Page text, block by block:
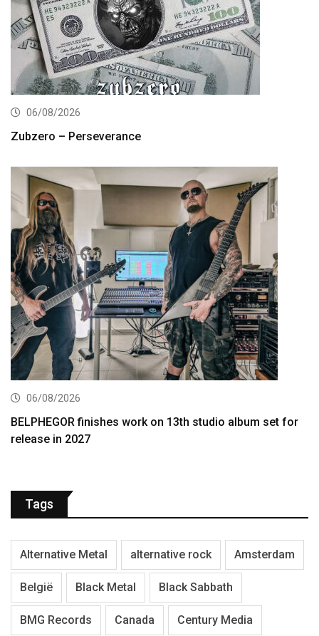
06/08/2026
Zubzero – Perseverance
06/08/2026
BELPHEGOR finishes work on 13th studio album set for
release in 2027
Tags
Alternative Metal alternative rock Amsterdam
België Black Metal Black Sabbath
BMG Records Canada Century Media